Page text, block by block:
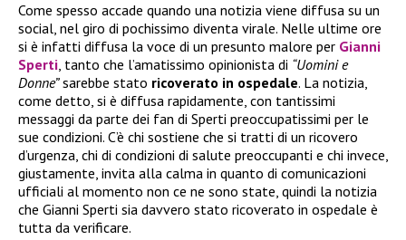
Come spesso accade quando una notizia viene diffusa su un
social, nel giro di pochissimo diventa virale. Nelle ultime ore
si è infatti diffusa la voce di un presunto malore per Gianni
Sperti, tanto che l’amatissimo opinionista di “Uomini e
Donne”sarebbe stato ricoverato in ospedale. La notizia,
come detto, si è diffusa rapidamente, con tantissimi
messaggi da parte dei fan di Sperti preoccupatissimi per le
sue condizioni. C’è chi sostiene che si tratti di un ricovero
d’urgenza, chi di condizioni di salute preoccupanti e chi invece,
giustamente, invita alla calma in quanto di comunicazioni
ufficiali al momento non ce ne sono state, quindi la notizia
che Gianni Sperti sia davvero stato ricoverato in ospedale è
tutta da verificare.